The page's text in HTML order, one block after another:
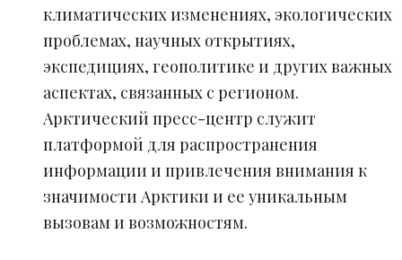
климатических изменениях, экологических
проблемах, научных открытиях,
экспедициях, геополитике и других важных
аспектах, связанных с регионом.
Арктический пресс-центр служит
платформой для распространения
информации и привлечения внимания к
значимости Арктики и ее уникальным
вызовам и возможностям.